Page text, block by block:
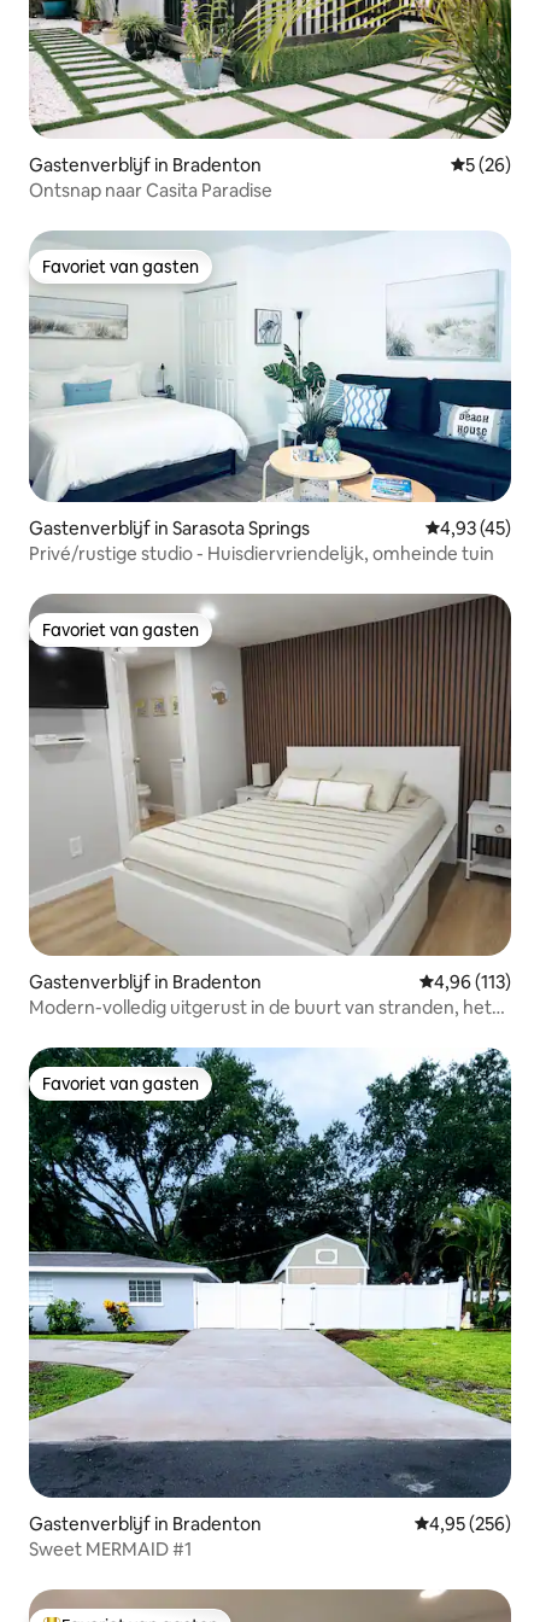
Gastenverblijf in Bradenton
5 (26)
Ontsnap naar Casita Paradise
Favoriet van gasten
Favoriet van gasten
Gastenverblijf in Sarasota Springs Gemiddelde
4,93 (45)
Privé/rustige studio - Huisdiervriendelijk, omheinde tuin
Favoriet van gasten
Favoriet van gasten
Gastenverblijf in Bradenton Gemiddelde
4,96 (113)
Modern-volledig uitgerust in de buurt van stranden, het
Favoriet van gasten
Favoriet van gasten
Gastenverblijf in Bradenton Gemiddelde
4,95 (256)
Sweet MERMAID #1